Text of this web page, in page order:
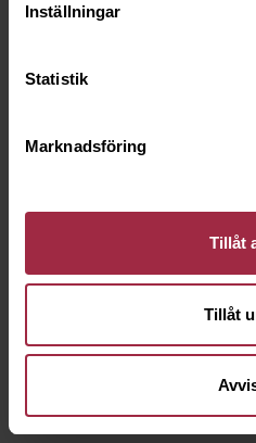
Inställningar
Statistik
Marknadsföring
Tillåt
Tillåt